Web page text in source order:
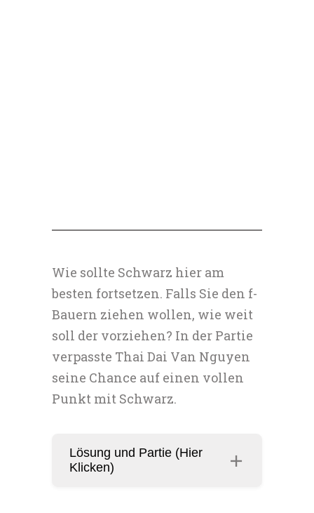
Wie sollte Schwarz hier am
besten fortsetzen. Falls Sie den f-
Bauern ziehen wollen, wie weit
soll der vorziehen? In der Partie
verpasste Thai Dai Van Nguyen
seine Chance auf einen vollen
Punkt mit Schwarz.
Lösung und Partie (Hier
Klicken)